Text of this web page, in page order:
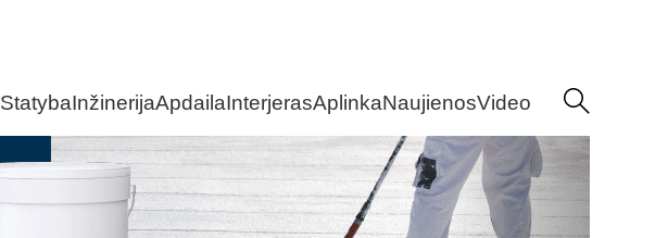
StatybaInžinerijaApdailaInterjerasAplinkaNaujienosVideo